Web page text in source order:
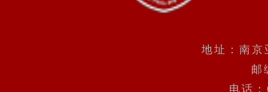
地址：南京
邮
电话